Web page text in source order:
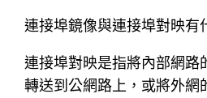
連接埠鏡像與連接埠對映有
連接埠對映是指將內部網路
轉送到公網路上，或將外網